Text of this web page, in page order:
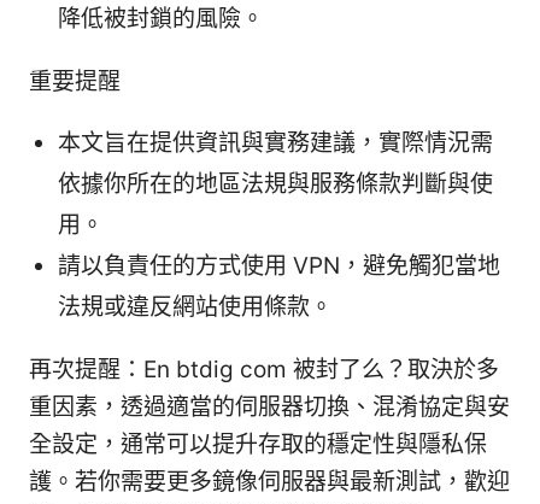
降低被封鎖的風險。
重要提醒
本文旨在提供資訊與實務建議，實際情況需
依據你所在的地區法規與服務條款判斷與使
用。
請以負責任的方式使用 VPN，避免觸犯當地
法規或違反網站使用條款。
再次提醒：En btdig com 被封了么？取決於多
重因素，透過適當的伺服器切換、混淆協定與安
全設定，通常可以提升存取的穩定性與隱私保
護。若你需要更多鏡像伺服器與最新測試，歡迎